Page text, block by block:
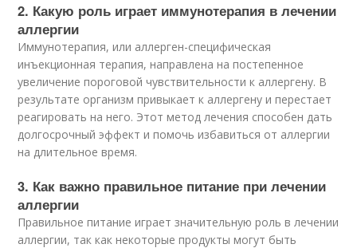
2. Какую роль играет иммунотерапия в лечении
аллергии
Иммунотерапия, или аллерген-специфическая
инъекционная терапия, направлена на постепенное
увеличение пороговой чувствительности к аллергену. В
результате организм привыкает к аллергену и перестает
реагировать на него. Этот метод лечения способен дать
долгосрочный эффект и помочь избавиться от аллергии
на длительное время.
3. Как важно правильное питание при лечении
аллергии
Правильное питание играет значительную роль в лечении
аллергии, так как некоторые продукты могут быть